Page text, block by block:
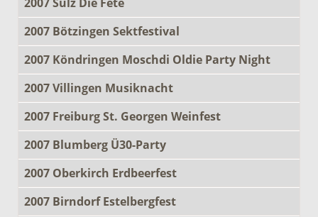
2007 Bötzingen Sektfestival
2007 Köndringen Moschdi Oldie Party Night
2007 Villingen Musiknacht
2007 Freiburg St. Georgen Weinfest
2007 Blumberg Ü30-Party
2007 Oberkirch Erdbeerfest
2007 Birndorf Estelbergfest